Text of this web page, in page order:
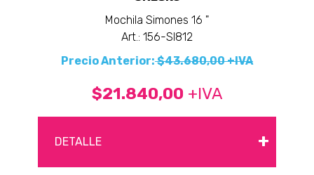
Mochila Simones 16 "
Art.: 156-SI812
Precio Anterior:$43.680,00 +IVA
$21.840,00 +IVA
DETALLE +